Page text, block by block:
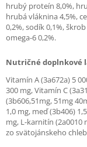
hrubý proteín 8,0%,
hrubá vláknina 4,5%,
0,2%, sodík 0,1%,
omega-6 0,2%.
Nutričné doplnkové
Vitamín A (3a672a) 5
300 mg, Vitamín C
(3b606,51mg, 51mg
1,0 mg, meď (3b406)
mg, L-karnitín (2a0010
zo svätojánskeho